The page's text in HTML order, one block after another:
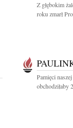
Z głębokim
roku zmarł
Pamięci
obchodziłaby